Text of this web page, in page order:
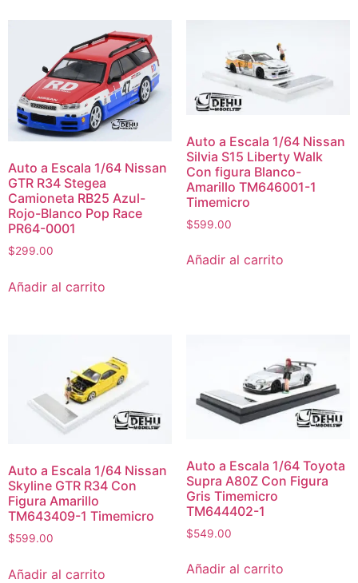
Auto a Escala 1/64 Nissan
GTR R34 Stegea
Camioneta RB25 Azul-
Rojo-Blanco Pop Race
PR64-0001
$299.00
Añadir al carrito
Auto a Escala 1/64 Nissan
Silvia S15 Liberty Walk
Con figura Blanco-
Amarillo TM646001-1
Timemicro
$599.00
Añadir al carrito
Auto a Escala 1/64 Nissan
Skyline GTR R34 Con
Figura Amarillo
TM643409-1 Timemicro
$599.00
Añadir al carrito
Auto a Escala 1/64 Toyota
Supra A80Z Con Figura
Gris Timemicro
TM644402-1
$549.00
Añadir al carrito